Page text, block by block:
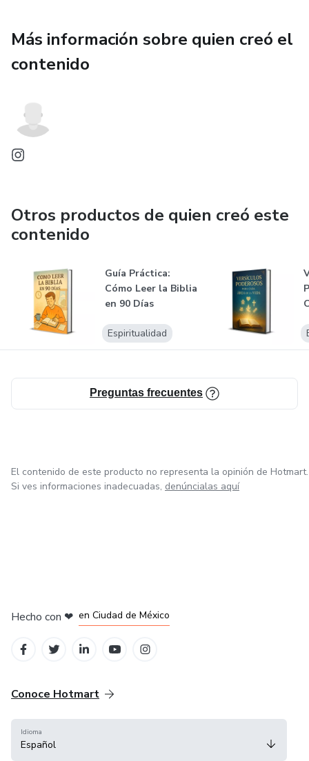
Más información sobre quien creó el
contenido
Otros productos de quien creó este
contenido
Guía Práctica:
Cómo Leer la Biblia
en 90 Días
Espiritualidad
Preguntas frecuentes
El contenido de este producto no representa la opinión de Hotmart.
Si ves informaciones inadecuadas, denúncialas aquí
Hecho con ❤ en Ciudad de México
Conoce Hotmart
Idioma
Español